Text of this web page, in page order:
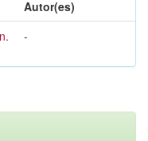
Autor(es)
-